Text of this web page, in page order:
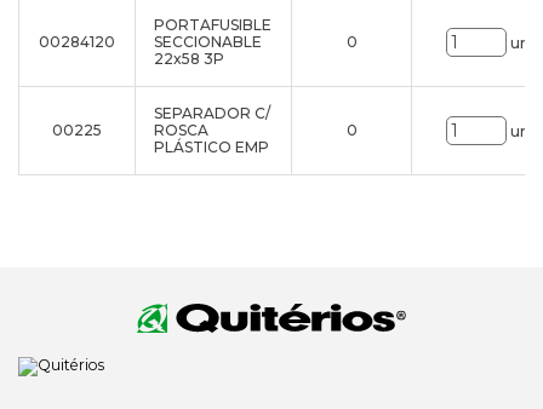
00284120
PORTAFUSIBLE
SECCIONABLE
22x58 3P
0 uni.
00225
SEPARADOR C/
ROSCA
PLÁSTICO EMP
0 uni.